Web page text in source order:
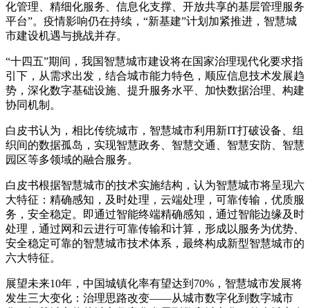
化管理、精细化服务、信息化支撑、开放共享的基层管理服务
平台”。疫情影响仍在持续，“新基建”计划加紧推进，智慧城
市建设机遇与挑战并存。
“十四五”期间，我国智慧城市建设将在国家治理现代化要求指
引下，从需求出发，结合城市能力特色，顺应信息技术发展趋
势，深化数字基础设施、提升服务水平、加快数据治理、构建
协同机制。
白皮书认为，相比传统城市，智慧城市利用新IT打破设备、组
织间的数据孤岛，实现智慧政务、智慧交通、智慧安防、智慧
园区等多领域的融合服务。
白皮书根据智慧城市的技术实施结构，认为智慧城市将呈现六
大特征：精确感知，及时处理，云端处理，可靠传输，优质服
务，安全稳定。即通过智能终端精确感知，通过智能边缘及时
处理，通过网和云进行可靠传输和计算，形成以服务为优势、
安全稳定可靠的智慧城市技术体系，最终构成新型智慧城市的
六大特征。
展望未来10年，中国城镇化率有望达到70%，智慧城市发展将
发生三大变化：治理思路改变——从城市数字化到数字城市